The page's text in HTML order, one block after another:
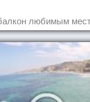
любимым